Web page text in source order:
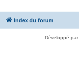
Index du forum
Développé par